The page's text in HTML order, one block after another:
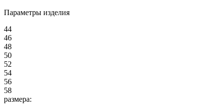
Параметры изделия
44
46
48
50
52
54
56
58
размера: